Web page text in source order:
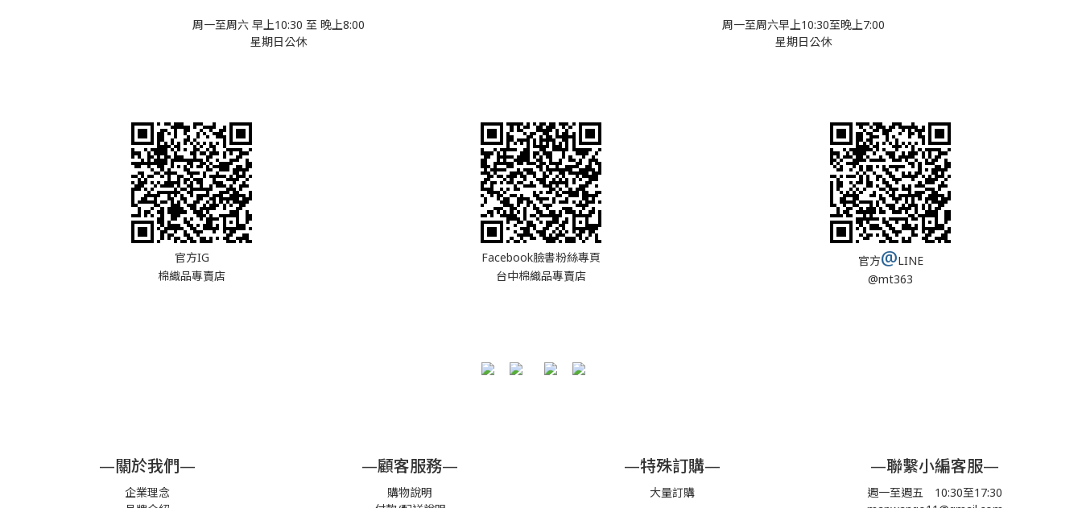
周一至周六 早上10:30 至 晚上8:00
星期日公休
周一至周六早上10:30至晚上7:00
星期日公休
官方IG
棉織品專賣店
Facebook臉書粉絲專頁
台中棉織品專賣店
官方@LINE
@mt363
—關於我們—
企業理念
—顧客服務—
購物說明
—特殊訂購—
大量訂購
—聯繫小編客服—
週一至週五 10:30至17:30